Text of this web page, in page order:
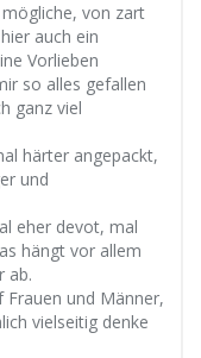
von zart
auch ein
Vorlieben
so alles gefallen
ganz viel
härter angepackt,
und
eher devot, mal
hängt vor allem
ab.
und Männer,
vielseitig denke